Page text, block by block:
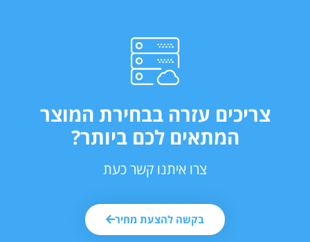
צריכים עזרה בבחירת המוצר
המתאים לכם ביותר?
צרו איתנו קשר כעת
בקשה להצעת מחיר